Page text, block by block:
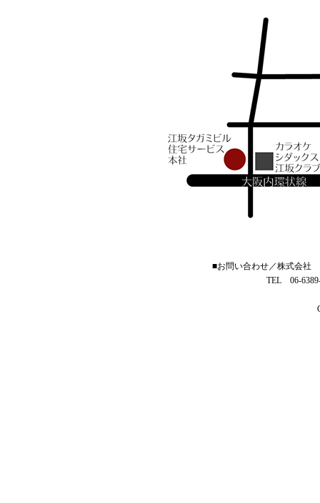
■お問い合わせ／株式会
TEL 06-